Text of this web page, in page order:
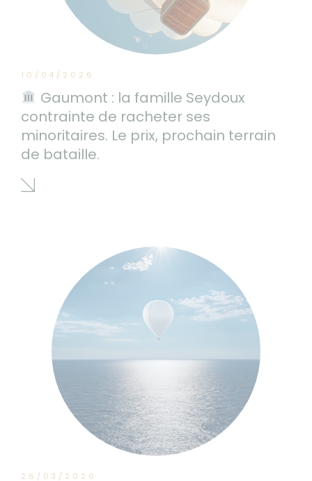
10/04/2026
Gaumont : la famille Seydoux
contrainte de racheter ses
minoritaires. Le prix, prochain terrain
de bataille.
26/03/2026